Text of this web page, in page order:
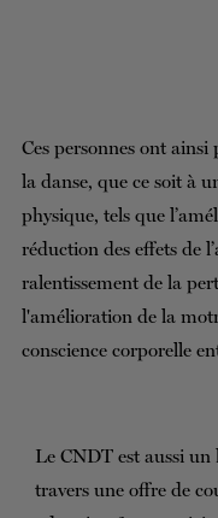
Ces personnes ont
la danse, que ce soit à
physique, tels que
réduction des effets de
ralentissement de la
l'amélioration de la
conscience corporelle
Le CNDT est aussi
travers une offre de